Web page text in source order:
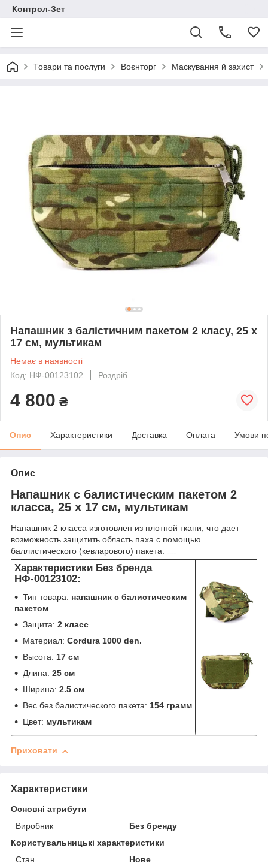
Контрол-Зет
Товари та послуги Воєнторг Маскування й захист
Напашник з балістичним пакетом 2 класу, 25 х
17 см, мультикам
Немає в наявності
Код: НФ-00123102
Роздріб
4 800 ₴
Опис Характеристики Доставка Оплата Умови
Опис
Напашник с балистическим пакетом 2
класса, 25 х 17 см, мультикам
Напашник 2 класса изготовлен из плотной ткани, что дает
возможность защитить область паха с помощью
баллистического (кевларового) пакета.
Характеристики Без бренда
НФ-00123102:
Тип товара: напашник с балистическим
пакетом
Защита: 2 класс
Материал: Cordura 1000 den.
Высота: 17 см
Длина: 25 см
Ширина: 2.5 см
Вес без балистического пакета: 154 грамм
Цвет: мультикам
Приховати
Характеристики
Основні атрибути
Виробник
Без бренду
Користувальницькі характеристики
Стан
Нове